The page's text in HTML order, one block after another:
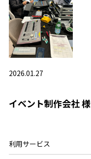
2026.01.27
イベント制作会社 様
利用サービス